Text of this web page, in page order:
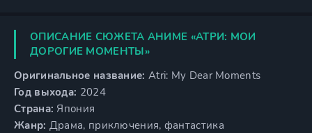
ОПИСАНИЕ СЮЖЕТА АНИМЕ «АТРИ: МОИ
ДОРОГИЕ МОМЕНТЫ»
Оригинальное название: Atri: My Dear Moments
Год выхода: 2024
Страна: Япония
Жанр: Драма, приключения, фантастика